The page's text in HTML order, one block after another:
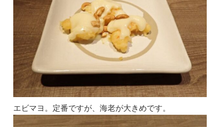
エビマヨ。定番ですが、海老が大きめです。